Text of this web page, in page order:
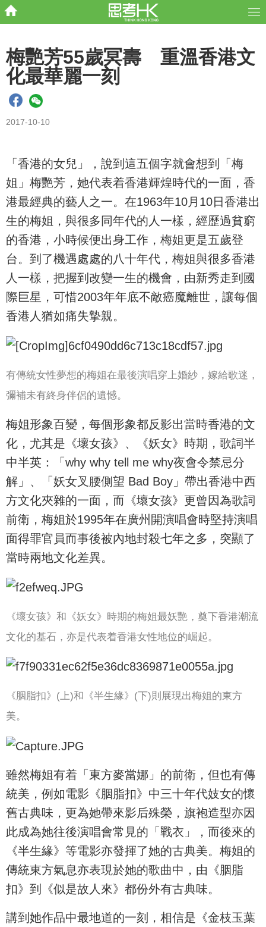
梅艷芳55歲冥壽 重溫香港文
化最華麗一刻
2017-10-10
「香港的女兒」，說到這五個字就會想到「梅
姐」梅艷芳，她代表着香港輝煌時代的一面，香
港最經典的藝人之一。在1963年10月10日香港出
生的梅姐，與很多同年代的人一樣，經歷過貧窮
的香港，小時候便出身工作，梅姐更是五歲登
台。到了機遇處處的八十年代，梅姐與很多香港
人一樣，把握到改變一生的機會，由新秀走到國
際巨星，可惜2003年年底不敵癌魔離世，讓每個
香港人猶如痛失摯親。
有傳統女性夢想的梅姐在最後演唱穿上婚紗，嫁給歌迷，
彌補未有終身伴侶的遺憾。
梅姐形象百變，每個形象都反影出當時香港的文
化，尤其是《壞女孩》、《妖女》時期，歌詞半
中半英：「why why tell me why夜會令禁忌分
解」、「妖女叉腰側望 Bad Boy」帶出香港中西
方文化夾雜的一面，而《壞女孩》更曾因為歌詞
前衛，梅姐於1995年在廣州開演唱會時堅持演唱
面得罪官員而事後被內地封殺七年之多，突顯了
當時兩地文化差異。
《壞女孩》和《妖女》時期的梅姐最妖艷，奠下香港潮流
文化的基石，亦是代表着香港女性地位的崛起。
《胭脂扣》(上)和《半生緣》(下)則展現出梅姐的東方
美。
雖然梅姐有着「東方麥當娜」的前衛，但也有傳
統美，例如電影《胭脂扣》中三十年代妓女的懷
舊古典味，更為她帶來影后殊榮，旗袍造型亦因
此成為她往後演唱會常見的「戰衣」，而後來的
《半生緣》等電影亦發揮了她的古典美。梅姐的
傳統東方氣息亦表現於她的歌曲中，由《胭脂
扣》到《似是故人來》都份外有古典味。
講到她作品中最地道的一刻，相信是《金枝玉葉